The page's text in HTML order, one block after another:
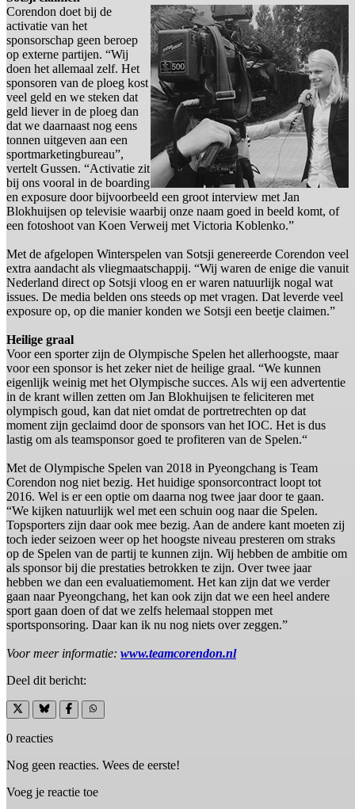
Corendon doet bij de
activatie van het
sponsorschap geen beroep
op externe partijen. “Wij
doen het allemaal zelf. Het
sponsoren van de ploeg kost
veel geld en we steken dat
geld liever in de ploeg dan
dat we daarnaast nog eens
tonnen uitgeven aan een
sportmarketingbureau”,
vertelt Gussen. “Activatie zit
bij ons vooral in de boarding
en exposure door bijvoorbeeld een groot interview met Jan
Blokhuijsen op televisie waarbij onze naam goed in beeld komt, of
een fotoshoot van Koen Verweij met Victoria Koblenko.”
Met de afgelopen Winterspelen van Sotsji genereerde Corendon veel
extra aandacht als vliegmaatschappij. “Wij waren de enige die vanuit
Nederland direct op Sotsji vloog en er waren natuurlijk nogal wat
issues. De media belden ons steeds op met vragen. Dat leverde veel
exposure op, op die manier konden we Sotsji een beetje claimen.”
Heilige graal
Voor een sporter zijn de Olympische Spelen het allerhoogste, maar
voor een sponsor is het zeker niet de heilige graal. “We kunnen
eigenlijk weinig met het Olympische succes. Als wij een advertentie
in de krant willen zetten om Jan Blokhuijsen te feliciteren met
olympisch goud, kan dat niet omdat de portretrechten op dat
moment zijn geclaimd door de sponsors van het IOC. Het is dus
lastig om als teamsponsor goed te profiteren van de Spelen.“
Met de Olympische Spelen van 2018 in Pyeongchang is Team
Corendon nog niet bezig. Het huidige sponsorcontract loopt tot
2016. Wel is er een optie om daarna nog twee jaar door te gaan.
“We kijken natuurlijk wel met een schuin oog naar die Spelen.
Topsporters zijn daar ook mee bezig. Aan de andere kant moeten zij
toch ieder seizoen weer op het hoogste niveau presteren om straks
op de Spelen van de partij te kunnen zijn. Wij hebben de ambitie om
als sponsor bij die prestaties betrokken te zijn. Over twee jaar
hebben we dan een evaluatiemoment. Het kan zijn dat we verder
gaan naar Pyeongchang, het kan ook zijn dat we een heel andere
sport gaan doen of dat we zelfs helemaal stoppen met
sportsponsoring. Daar kan ik nu nog niets over zeggen.”
Voor meer informatie: www.teamcorendon.nl
Deel dit bericht:
0 reacties
Nog geen reacties. Wees de eerste!
Voeg je reactie toe